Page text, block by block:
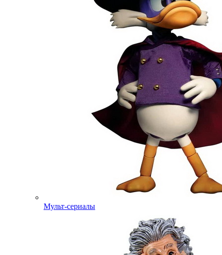
Мульт-сериалы